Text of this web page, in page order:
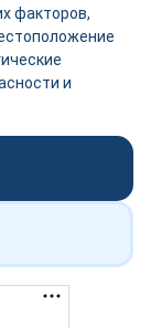
факторов,
и